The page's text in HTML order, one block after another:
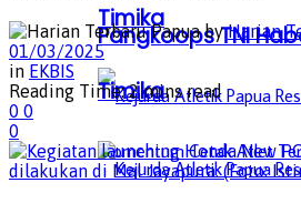
Timika
Pangkoops TNI
Timika
by Harian
01/03/2025
in EKBIS
Reading Time: 2 mins read
0 0
0